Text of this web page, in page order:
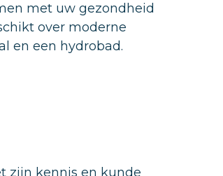
met uw gezondheid
over moderne
en een hydrobad.
zijn kennis en kunde